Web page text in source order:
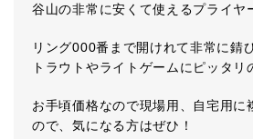
谷山の非常に安くて使えるプライヤ
リング000番まで開けれて非常に錆
トラウトやライトゲームにピッタリ
お手頃価格なので現場用、自宅用に
ので、気になる方はぜひ！